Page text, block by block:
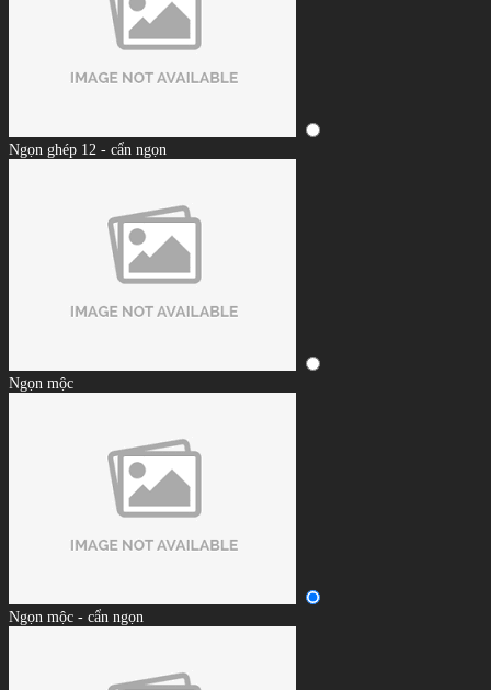
Ngọn ghép 12 - cẩn ngọn
Ngọn mộc
Ngọn mộc - cẩn ngọn